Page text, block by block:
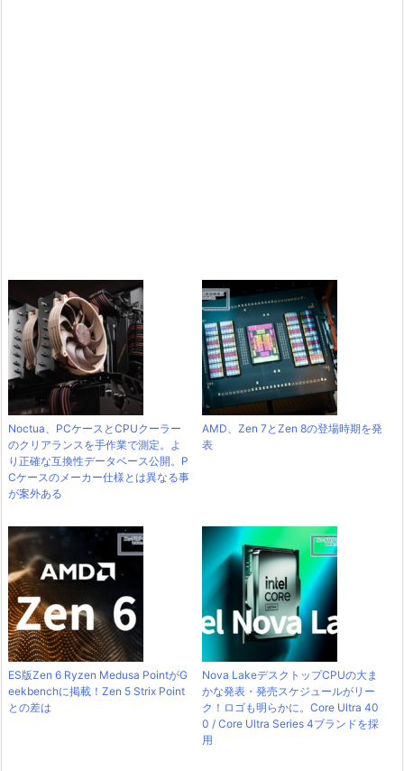
Noctua、PCケースとCPUクーラー
のクリアランスを手作業で測定。よ
り正確な互換性データベース公開。P
Cケースのメーカー仕様とは異なる事
が案外ある
AMD、Zen 7とZen 8の登場時期を発
表
ES版Zen 6 Ryzen Medusa PointがG
eekbenchに掲載！Zen 5 Strix Point
との差は
Nova LakeデスクトップCPUの大ま
かな発表・発売スケジュールがリー
ク！ロゴも明らかに。Core Ultra 40
0 / Core Ultra Series 4ブランドを採
用